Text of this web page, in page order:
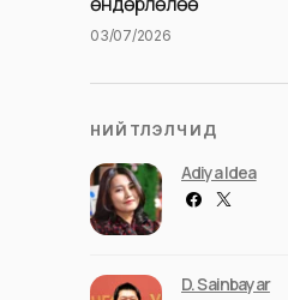
03/07/2026
НИЙТЛЭЛЧИД
Adiya Idea
D. Sainbayar